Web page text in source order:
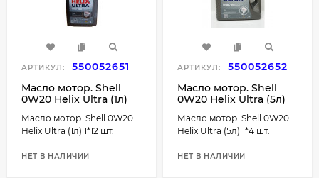
АРТИКУЛ:
550052651
Масло мотор. Shell
0W20 Helix Ultra (1л)
Масло мотор. Shell 0W20
Helix Ultra (1л) 1*12 шт.
НЕТ В НАЛИЧИИ
АРТИКУЛ:
550052652
Масло мотор. Shell
0W20 Helix Ultra (5л)
Масло мотор. Shell 0W20
Helix Ultra (5л) 1*4 шт.
НЕТ В НАЛИЧИИ